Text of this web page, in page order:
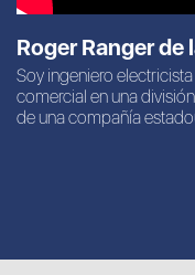
Roger Ranger de
Soy ingeniero
comercial en una
de una compañía